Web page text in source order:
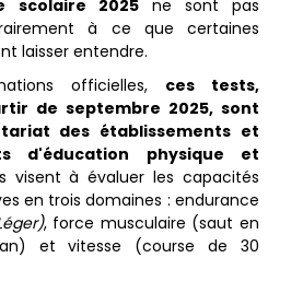
scolaire 2025ne sont pas
à ce que certaines
laisser entendre.
officielles, ces tests,
de septembre 2025, sont
des établissements et
d'éducation physique et
visent à évaluer les capacités
en trois domaines : endurance
, force musculaire (saut en
et vitesse (course de 30